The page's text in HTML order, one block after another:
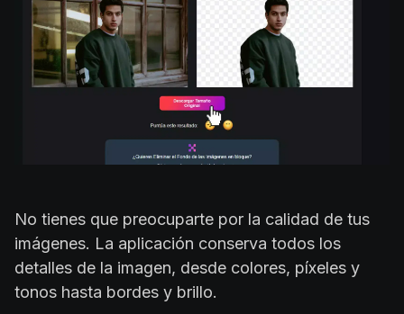
No tienes que preocuparte por la calidad de tus
imágenes. La aplicación conserva todos los
detalles de la imagen, desde colores, píxeles y
tonos hasta bordes y brillo.